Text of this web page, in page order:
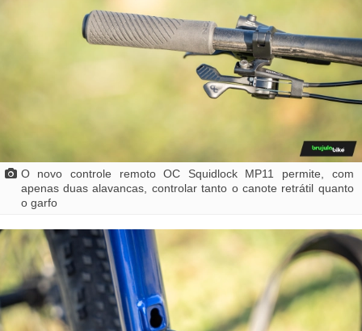
O novo controle remoto OC Squidlock MP11 permite, com
apenas duas alavancas, controlar tanto o canote retrátil quanto
o garfo